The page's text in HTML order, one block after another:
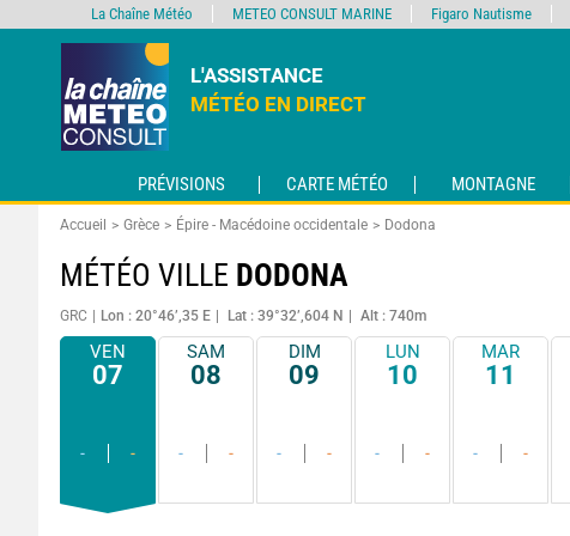
L'ASSISTANCE
MÉTÉO EN DIRECT
PRÉVISIONS CARTE MÉTÉO MONTAGNE
Accueil Grèce Épire - Macédoine occidentale Dodona
MÉTÉO VILLE DODONA
GRC Lon : 20°46’,35 E Lat : 39°32’,604 N Alt : 740m
VEN
07
- -
SAM
08
- -
DIM
09
- -
LUN
10
- -
MAR
11
- -
La Chaîne Météo METEO CONSULT MARINE Figaro Nautisme